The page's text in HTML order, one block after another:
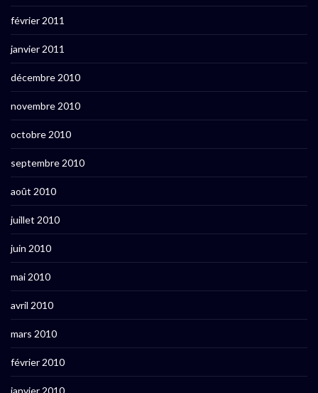
février 2011
janvier 2011
décembre 2010
novembre 2010
octobre 2010
septembre 2010
août 2010
juillet 2010
juin 2010
mai 2010
avril 2010
mars 2010
février 2010